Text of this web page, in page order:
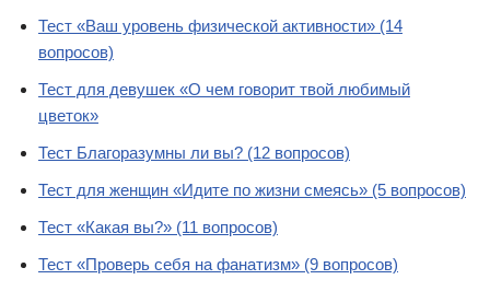
Тест «Ваш уровень физической активности» (14
вопросов)
Тест для девушек «О чем говорит твой любимый
цветок»
Тест Благоразумны ли вы? (12 вопросов)
Тест для женщин «Идите по жизни смеясь» (5 вопросов)
Тест «Какая вы?» (11 вопросов)
Тест «Проверь себя на фанатизм» (9 вопросов)